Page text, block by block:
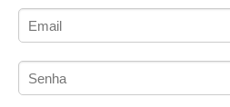
Administração de Artistas e Repertórios
Administração de Redes
Administração PostgreSQL